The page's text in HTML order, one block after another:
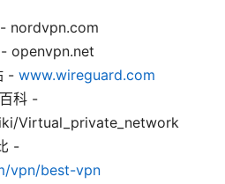
nordvpn.com
openvpn.net
- www.wireguard.com
科 -
Virtual_private_network
-
vpn/best-vpn